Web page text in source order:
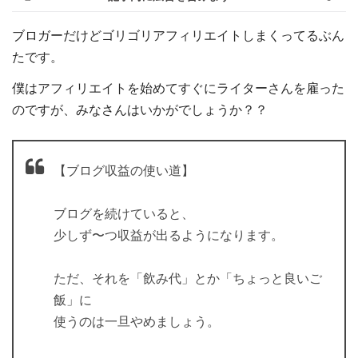
ブロガーだけどゴリゴリアフィリエイトしまくってるぶん
たです。
僕はアフィリエイトを始めてすぐにライターさんを雇った
のですが、みなさんはいかがでしょうか？？
【ブログ収益の使い道】
ブログを続けていると、
少しず〜つ収益が出るようになります。
ただ、それを「飲み代」とか「ちょっと良いご
飯」に
使うのは一旦やめましょう。